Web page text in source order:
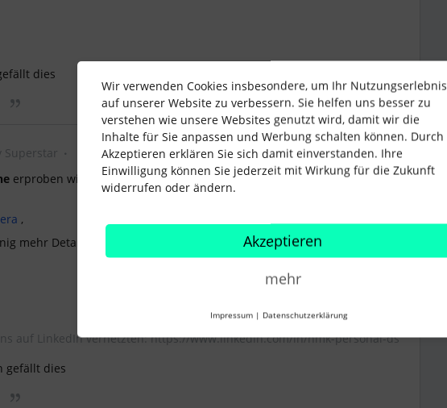
dies
Superstar Forum|Forum|3 years ago
erproben wir gerade für 6 Monate - der Anlauf gefällt mir bisher sehr
,
mehr Details zu nennen, das interessiert mich sehr das Thema?
auf LinkedIn vernetzten: https://www.linkedin.com/in/hmk-personal-ds
gefällt dies
Wir verwenden Cookies insbesondere, um Ihr Nutzungserlebnis
auf unserer Website zu verbessern. Sie helfen uns besser zu
verstehen wie unsere Websites genutzt wird, damit wir die
Inhalte für Sie anpassen und Werbung schalten können. Durch
Akzeptieren erklären Sie sich damit einverstanden. Ihre
Einwilligung können Sie jederzeit mit Wirkung für die Zukunft
widerrufen oder ändern.
Akzeptieren
mehr
Impressum | Datenschutzerklärung